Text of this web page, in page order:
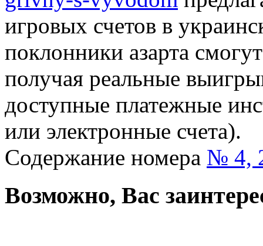
игровых счетов в
поклонники азарта
получая реальные
доступные платежные
или электронные счета).
Содержание номера № 4,
Возможно, Вас